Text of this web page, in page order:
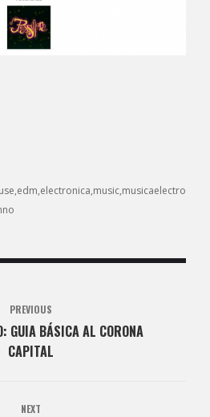
edm electronica music musicaelectro
PREVIOUS
GUIA BÁSICA AL CORONA
CAPITAL
NEXT